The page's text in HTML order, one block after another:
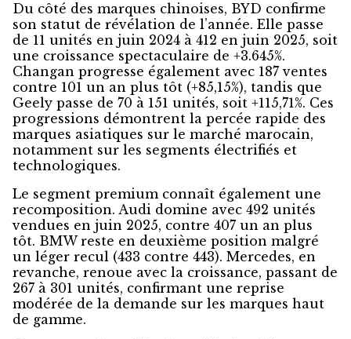
Du côté des marques chinoises, BYD confirme
son statut de révélation de l’année. Elle passe
de 11 unités en juin 2024 à 412 en juin 2025, soit
une croissance spectaculaire de +3.645%.
Changan progresse également avec 187 ventes
contre 101 un an plus tôt (+85,15%), tandis que
Geely passe de 70 à 151 unités, soit +115,71%. Ces
progressions démontrent la percée rapide des
marques asiatiques sur le marché marocain,
notamment sur les segments électrifiés et
technologiques.
Le segment premium connaît également une
recomposition. Audi domine avec 492 unités
vendues en juin 2025, contre 407 un an plus
tôt. BMW reste en deuxième position malgré
un léger recul (433 contre 443). Mercedes, en
revanche, renoue avec la croissance, passant de
267 à 301 unités, confirmant une reprise
modérée de la demande sur les marques haut
de gamme.